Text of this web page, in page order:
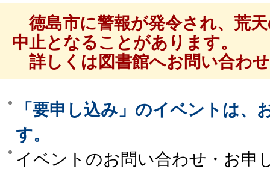
徳島市に警報が発令され、荒
中止となることがあります。
詳しくは図書館へお問い合わ
「要申し込み」のイベントは、
す。
イベントのお問い合わせ・お申